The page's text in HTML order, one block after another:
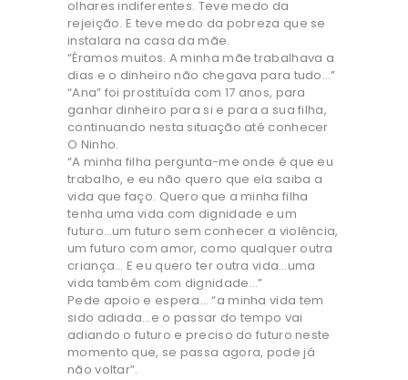
olhares indiferentes. Teve medo da
rejeição. E teve medo da pobreza que se
instalara na casa da mãe.
“Éramos muitos. A minha mãe trabalhava a
dias e o dinheiro não chegava para tudo…”
“Ana” foi prostituída com 17 anos, para
ganhar dinheiro para si e para a sua filha,
continuando nesta situação até conhecer
O Ninho.
“A minha filha pergunta-me onde é que eu
trabalho, e eu não quero que ela saiba a
vida que faço. Quero que a minha filha
tenha uma vida com dignidade e um
futuro…um futuro sem conhecer a violência,
um futuro com amor, como qualquer outra
criança… E eu quero ter outra vida…uma
vida também com dignidade…”
Pede apoio e espera… “a minha vida tem
sido adiada…e o passar do tempo vai
adiando o futuro e preciso do futuro neste
momento que, se passa agora, pode já
não voltar”.